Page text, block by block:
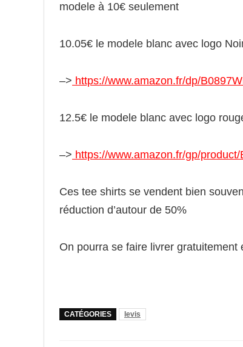
modele à 10€ seulement
10.05€ le modele blanc avec logo
–> https://www.amazon.fr/dp/
12.5€ le modele blanc avec logo
–> https://www.amazon.fr/gp/
Ces tee shirts se vendent bien
réduction d’autour de 50%
On pourra se faire livrer gratuitement
CATÉGORIES levis